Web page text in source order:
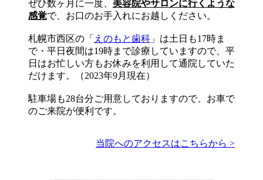
ぜひ数ヶ月に一度、 美容院やサロンに行くような
感覚で、お口のお手入れにお越しください。
札幌市西区の「 えのもと歯科 」は土日も17時ま
で・平日夜間は19時まで診療していますので、平
日はお忙しい方もお休みを利用して通院していた
だけます。（2023年9月現在）
駐車場も28台分ご用意しておりますので、お車で
のご来院が便利です。
当院へのアクセスはこちらから >